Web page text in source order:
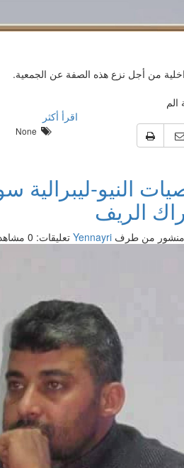
من أجل نزع هذه الصفة عن الجمعية.
اقرأ أكثر
None
النيو-
الريف
منشور من طرفYennayri تعليقات: 0